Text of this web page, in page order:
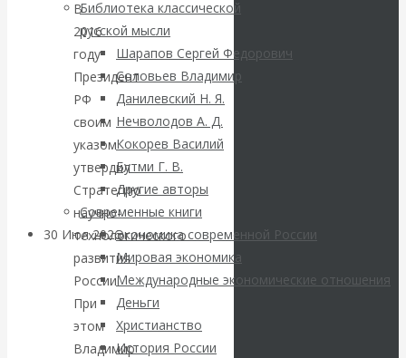
Библиотека классической
русской мысли
Шарапов Сергей Федорович
Соловьев Владимир
Данилевский Н. Я.
Нечволодов А. Д.
Кокорев Василий
Бутми Г. В.
Другие авторы
Современные книги
Экономика современной России
Мировая экономика
Международные экономические отношения
Деньги
Христианство
История России
ВАлентин
Катасонов.
Саммит НАТО в
Турции: Drang
nach Osten
30 Июл 2026Банки
Валентин
Катасонов. Кто
В
2016
году
Президент
РФ
своим
указом
утвердил
Стратегию
научно-
технологического
развития
России.
При
этом
Владимир